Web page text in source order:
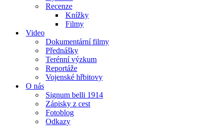
Recenze
Knížky
Filmy
Video
Dokumentární filmy
Přednášky
Terénní výzkum
Reportáže
Vojenské hřbitovy
O nás
Signum belli 1914
Zápisky z cest
Fotoblog
Odkazy